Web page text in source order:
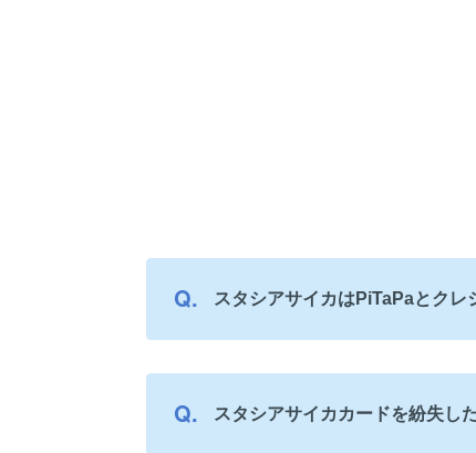
スタシアサイカはPiTaPaとクレ
スタシアサイカカードを紛失し